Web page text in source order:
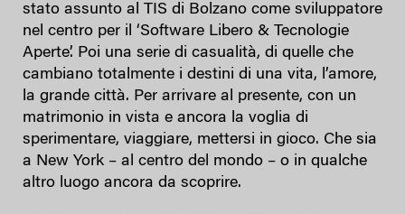
stato assunto al TIS di Bolzano come sviluppatore
nel centro per il ‘Software Libero & Tecnologie
Aperte’. Poi una serie di casualità, di quelle che
cambiano totalmente i destini di una vita, l’amore,
la grande città. Per arrivare al presente, con un
matrimonio in vista e ancora la voglia di
sperimentare, viaggiare, mettersi in gioco. Che sia
a New York – al centro del mondo – o in qualche
altro luogo ancora da scoprire.